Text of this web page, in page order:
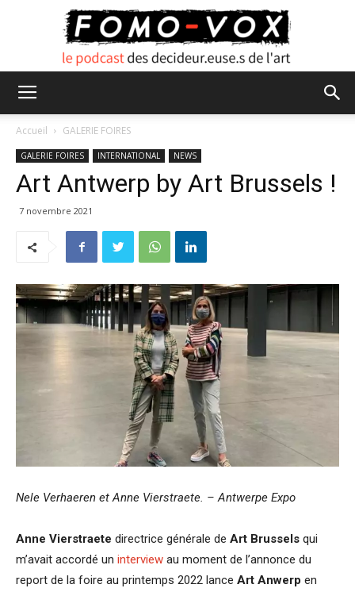
VOX
Accueil GALERIE FOIRES
GALERIE FOIRES INTERNATIONAL NEWS
Art Antwerp by Art Brussels !
7 novembre 2021
Nele Verhaeren et Anne Vierstraete. – Antwerpe Expo
Anne Vierstraete directrice générale de Art Brussels qui
m’avait accordé un interview au moment de l’annonce du
report de la foire au printemps 2022 lance Art Anwerp en